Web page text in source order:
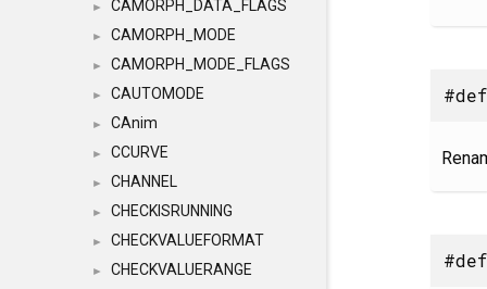
► CAMORPH_DATA_FLAGS
► CAMORPH_MODE
► CAMORPH_MODE_FLAGS
► CAUTOMODE
► CAnim
► CCURVE
► CHANNEL
► CHECKISRUNNING
► CHECKVALUEFORMAT
► CHECKVALUERANGE